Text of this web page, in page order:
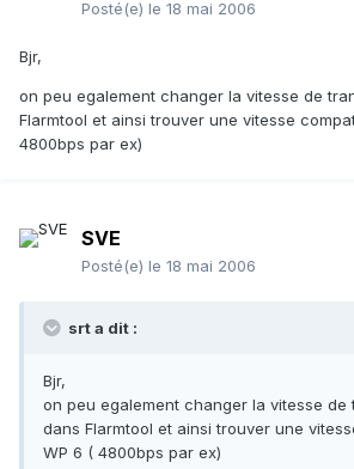
Posté(e) le 18 mai 2006
Bjr,
on peu egalement changer la vitesse de
Flarmtool et ainsi trouver une vitesse
4800bps par ex)
SVE
Posté(e) le 18 mai 2006
srt a dit :
Bjr,
on peu egalement changer la vitesse de
dans Flarmtool et ainsi trouver une
WP 6 ( 4800bps par ex)